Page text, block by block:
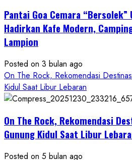
ROCK
Gunungkidul
Baru,
Padukan
Keindahan
Alam
Wisata
Kekinian
Pantai Goa Cemara
Hadirkan Kafe Modern,
Lampion
Posted on 3 bulan ago
On The Rock, Rekomendasi
Kidul Saat Libur Lebaran
On The Rock, Rekomendasi
Gunung Kidul Saat Libur
Posted on 5 bulan ago